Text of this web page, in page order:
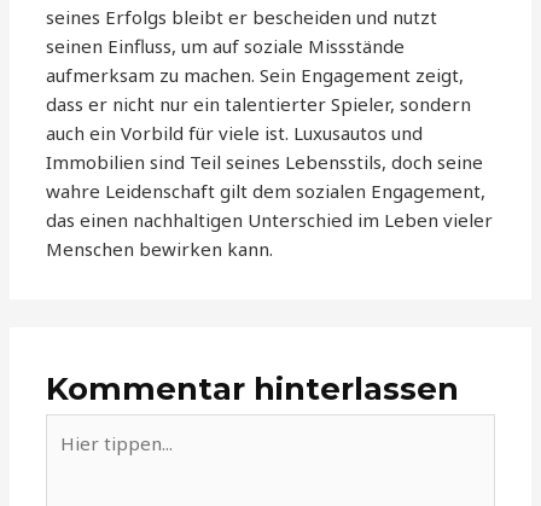
seines Erfolgs bleibt er bescheiden und nutzt
seinen Einfluss, um auf soziale Missstände
aufmerksam zu machen. Sein Engagement zeigt,
dass er nicht nur ein talentierter Spieler, sondern
auch ein Vorbild für viele ist. Luxusautos und
Immobilien sind Teil seines Lebensstils, doch seine
wahre Leidenschaft gilt dem sozialen Engagement,
das einen nachhaltigen Unterschied im Leben vieler
Menschen bewirken kann.
Kommentar hinterlassen
tippen...